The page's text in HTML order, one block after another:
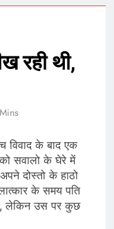
रही थी,
विवाद के बाद एक
सवालो के घेरे में
दोस्तो के हाठो
के समय पति
लेकिन उस पर कुछ